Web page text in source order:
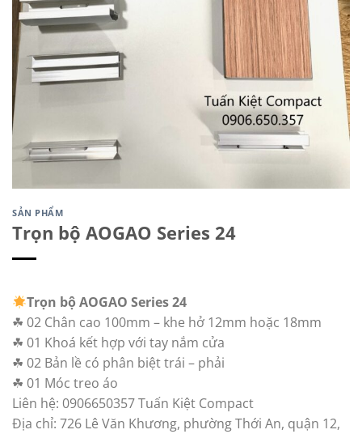
SẢN PHẨM
Trọn bộ AOGAO Series 24
Trọn bộ AOGAO Series 24
☘ 02 Chân cao 100mm – khe hở 12mm hoặc 18mm
☘ 01 Khoá kết hợp với tay nắm cửa
☘ 02 Bản lề có phân biệt trái – phải
☘ 01 Móc treo áo
Liên hệ: 0906650357 Tuấn Kiệt Compact
Địa chỉ: 726 Lê Văn Khương, phường Thới An, quận 12,